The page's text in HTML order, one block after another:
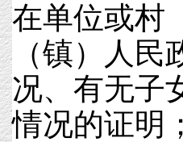
在单位或村
（镇）人
况、有无子
情况的证明